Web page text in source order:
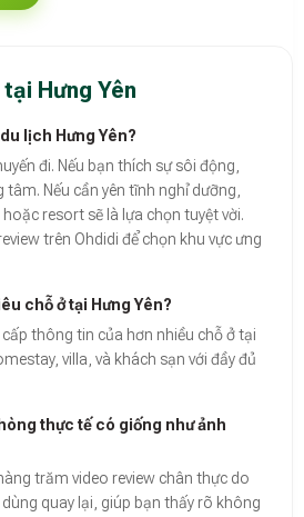
Hưng Yên
lịch Hưng Yên?
đi. Nếu bạn thích sự sôi động,
tâm. Nếu cần yên tĩnh nghỉ dưỡng,
resort sẽ là lựa chọn tuyệt vời.
trên Ohdidi để chọn khu vực ưng
chỗ ở tại Hưng Yên?
thông tin của hơn nhiều chỗ ở tại
villa, và khách sạn với đầy đủ
thực tế có giống như ảnh
trăm video review chân thực do
quay lại, giúp bạn thấy rõ không